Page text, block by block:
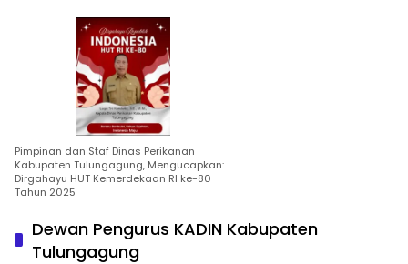
Pimpinan dan Staf Dinas Perikanan
Kabupaten Tulungagung, Mengucapkan:
Dirgahayu HUT Kemerdekaan RI ke-80
Tahun 2025
Dewan Pengurus KADIN Kabupaten
Tulungagung